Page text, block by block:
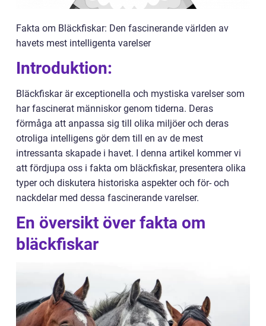
Fakta om Bläckfiskar: Den fascinerande världen av
havets mest intelligenta varelser
Introduktion:
Bläckfiskar är exceptionella och mystiska varelser som
har fascinerat människor genom tiderna. Deras
förmåga att anpassa sig till olika miljöer och deras
otroliga intelligens gör dem till en av de mest
intressanta skapade i havet. I denna artikel kommer vi
att fördjupa oss i fakta om bläckfiskar, presentera olika
typer och diskutera historiska aspekter och för- och
nackdelar med dessa fascinerande varelser.
En översikt över fakta om
bläckfiskar